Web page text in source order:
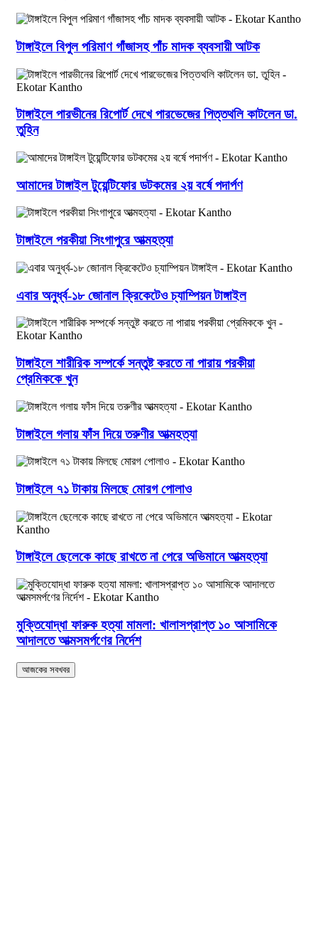
টাঙ্গাইলে বিপুল পরিমাণ গাঁজাসহ পাঁচ মাদক ব্যবসায়ী আটক
টাঙ্গাইলে পারভীনের রিপোর্ট দেখে পারভেজের পিত্তথলি কাটলেন ডা.
তুহিন
আমাদের টাঙ্গাইল টুয়েন্টিফোর ডটকমের ২য় বর্ষে পদার্পণ
টাঙ্গাইলে পরকীয়া সিংগাপুরে আত্মহত্যা
এবার অনুর্ধ্ব-১৮ জোনাল ক্রিকেটেও চ্যাম্পিয়ন টাঙ্গাইল
টাঙ্গাইলে শারীরিক সম্পর্কে সন্তুষ্ট করতে না পারায় পরকীয়া
প্রেমিককে খুন
টাঙ্গাইলে গলায় ফাঁস দিয়ে তরুণীর আত্মহত্যা
টাঙ্গাইলে ৭১ টাকায় মিলছে মোরগ পোলাও
টাঙ্গাইলে ছেলেকে কাছে রাখতে না পেরে অভিমানে আত্মহত্যা
মুক্তিযোদ্ধা ফারুক হত্যা মামলা: খালাসপ্রাপ্ত ১০ আসামিকে
আদালতে আত্মসমর্পণের নির্দেশ